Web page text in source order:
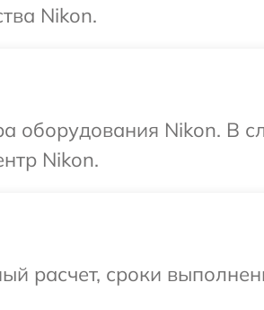
Nikon.
оборудования Nikon. В
Nikon.
расчет, сроки